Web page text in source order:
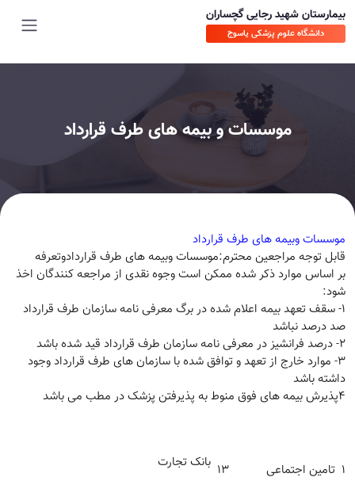
بیمارستان شهید رجایی گچساران
دانشگاه علوم پزشکی یاسوج
موسسات و بیمه های طرف قرارداد
موسسات وبیمه های طرف قرارداد
قابل توجه مراجعین محترم:موسسات وبیمه های طرف قراردادوتعرفه
بر اساس موارد ذکر شده ممکن است وجوه نقدی از مراجعه کنندگان اخذ
شود:
1- سقف تعهد بیمه اعلام شده در برگ معرفی نامه سازمان طرف قرارداد
صد درصد نباشد
2- درصد فرانشیز در معرفی نامه سازمان طرف قرارداد قید شده باشد
3- موارد خارج از تعهد و توافق شده با سازمان های طرف قرارداد وجود
داشته باشد
4پذیرش بیمه های فوق منوط به پذیرفتن پزشک در مطب می باشد
1 تامین اجتماعی 13 بانک تجارت